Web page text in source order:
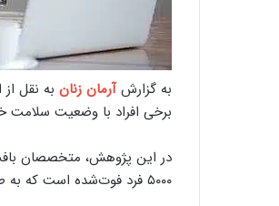
به گزارشآرمان زنان به نقل
برخی افراد با وضعیت سلامت خوب و بدون
در این پژوهش، متخصصان
۵۰۰۰ فرد فوت‌شده است که به طیف وسیعی از بیماری‌ها مبتلا بودند.